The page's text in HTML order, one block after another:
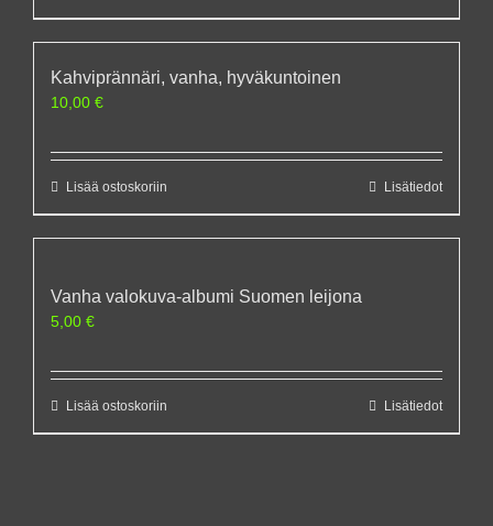
Kahviprännäri, vanha, hyväkuntoinen
10,00 €
Lisää ostoskoriin Lisätiedot
Vanha valokuva-albumi Suomen leijona
5,00 €
Lisää ostoskoriin Lisätiedot